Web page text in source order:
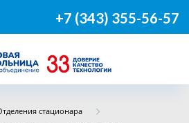
+7 (343) 355-56-57
стационара